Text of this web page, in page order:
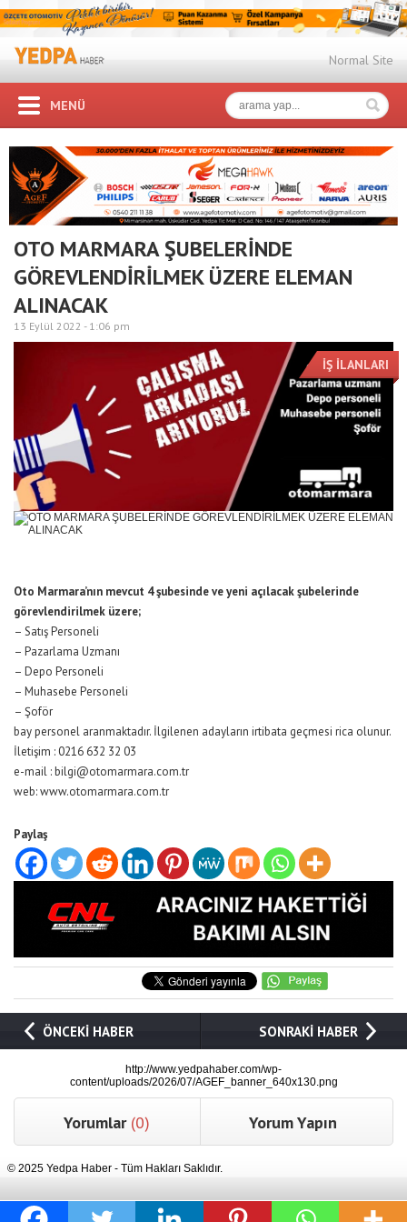
Normal Site
MENÜ
OTO MARMARA ŞUBELERİNDE
GÖREVLENDİRİLMEK ÜZERE ELEMAN
ALINACAK
13 Eylül 2022 - 1:06 pm
İŞ İLANLARI
Oto Marmara’nın mevcut 4 şubesinde ve yeni açılacak şubelerinde
görevlendirilmek üzere;
– Satış Personeli
– Pazarlama Uzmanı
– Depo Personeli
– Muhasebe Personeli
– Şoför
bay personel aranmaktadır. İlgilenen adayların irtibata geçmesi rica olunur.
İletişim : 0216 632 32 03
e-mail : bilgi@otomarmara.com.tr
web: www.otomarmara.com.tr
Paylaş
ÖNCEKİ HABER SONRAKİ HABER
http://www.yedpahaber.com/wp-
content/uploads/2026/07/AGEF_banner_640x130.png
Yorumlar (0) Yorum Yapın
© 2025 Yedpa Haber - Tüm Hakları Saklıdır.